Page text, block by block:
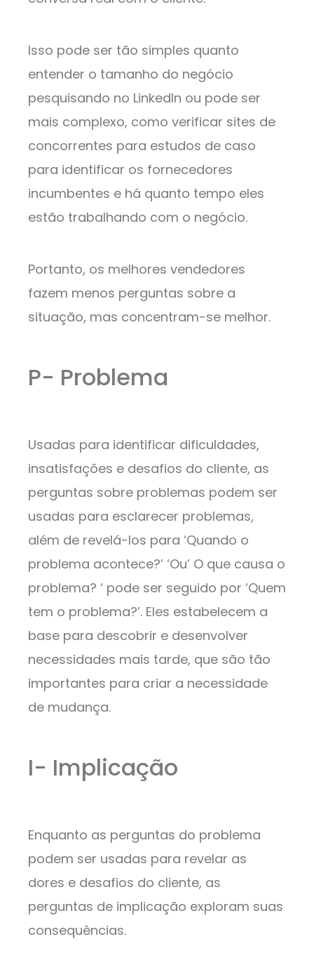
Isso pode ser tão simples quanto
entender o tamanho do negócio
pesquisando no LinkedIn ou pode ser
mais complexo, como verificar sites de
concorrentes para estudos de caso
para identificar os fornecedores
incumbentes e há quanto tempo eles
estão trabalhando com o negócio.
Portanto, os melhores vendedores
fazem menos perguntas sobre a
situação, mas concentram-se melhor.
P- Problema
Usadas para identificar dificuldades,
insatisfações e desafios do cliente, as
perguntas sobre problemas podem ser
usadas para esclarecer problemas,
além de revelá-los para ‘Quando o
problema acontece?’ ‘Ou’ O que causa o
problema? ‘ pode ser seguido por ‘Quem
tem o problema?’. Eles estabelecem a
base para descobrir e desenvolver
necessidades mais tarde, que são tão
importantes para criar a necessidade
de mudança.
I- Implicação
Enquanto as perguntas do problema
podem ser usadas para revelar as
dores e desafios do cliente, as
perguntas de implicação exploram suas
consequências.